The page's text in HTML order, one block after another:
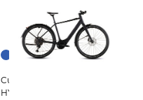
Cube | E-Bike EDITOR
HYBRID PRO 400X FE